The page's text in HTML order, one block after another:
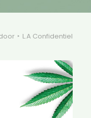
L.A Confidentiel